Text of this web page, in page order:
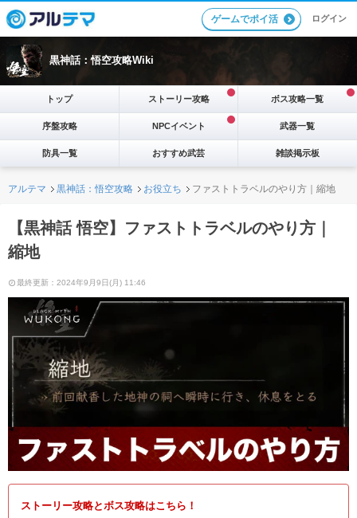
ゲームでポイ活 ログイン
黒神話：悟空攻略Wiki
トップ ストーリー攻略 ボス攻略一覧
序盤攻略 NPCイベント 武器一覧
防具一覧 おすすめ武芸 雑談掲示板
アルテマ 黒神話：悟空攻略 お役立ち ファストトラベルのやり方｜縮地
【黒神話 悟空】ファストトラベルのやり方｜
縮地
最終更新：2024年9月9日(月) 11:46
ストーリー攻略とボス攻略はこちら！